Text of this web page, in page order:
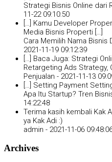
Strategi Bisnis Online dari
11-22 09:10:50
[…] Kamu Developer
Media Bisnis Properti […]
Cara Memilih Nama Bisnis
2021-11-19 09:12:39
[…] Baca Juga: Strategi
Retargeting Ads Strategy,
Penjualan - 2021-11-13
[…] Setting Payment
Apa Itu Startup? Tren
14:22:48
Terima kasih kembali Kak
ya Kak Adi :)
admin - 2021-11-06
Archives